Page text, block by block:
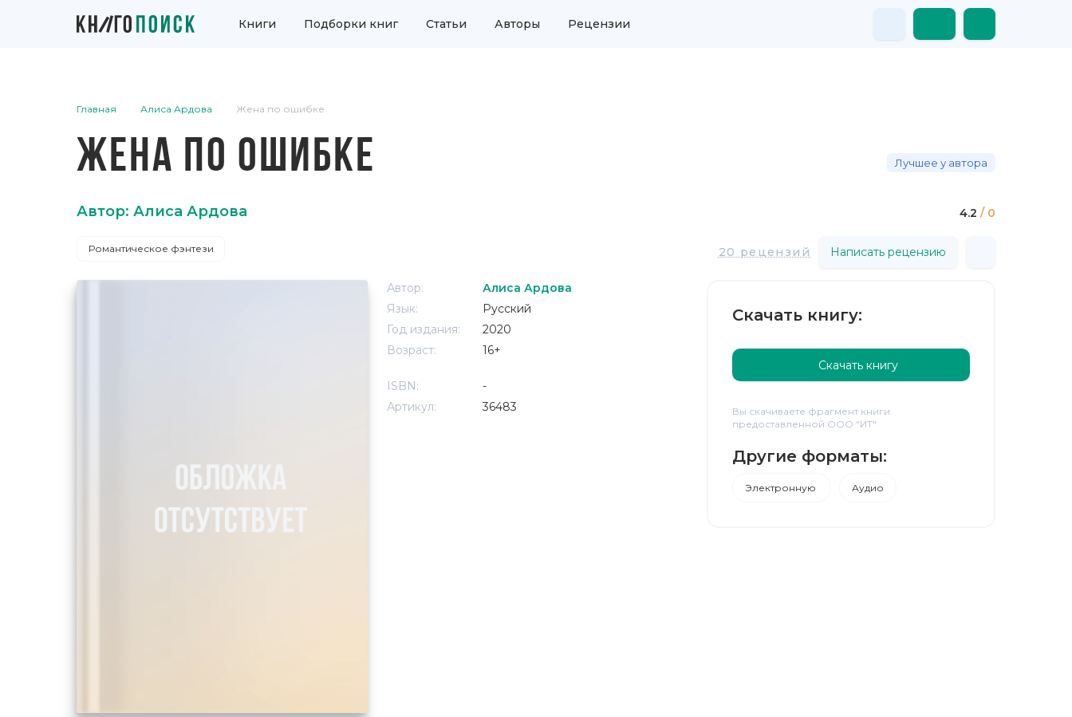
Книги Подборки книг Статьи Авторы Рецензии
Главная Алиса Ардова Жена по ошибке
ЖЕНА ПО ОШИБКЕ Лучшее у автора
Автор: Алиса Ардова 4.2 / 0
Романтическое фэнтези 20 рецензий Написать рецензию
Автор:
Алиса Ардова
Язык:
Русский
Год издания:
2020
Возраст:
16+
ISBN:
-
Артикул:
36483
Скачать книгу:
Скачать книгу
Вы скачиваете фрагмент книги
предоставленной ООО "ИТ"
Другие форматы:
Электронную Аудио